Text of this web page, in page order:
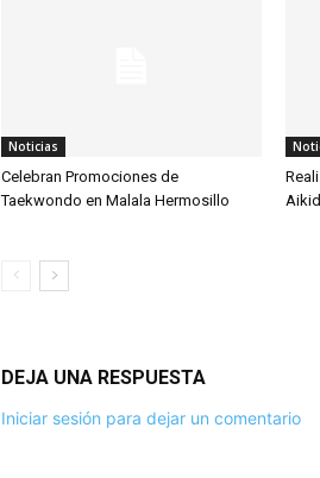
Noticias
Celebran Promociones de
Taekwondo en Malala Hermosillo
DEJA UNA RESPUESTA
Iniciar sesión para dejar un comentario